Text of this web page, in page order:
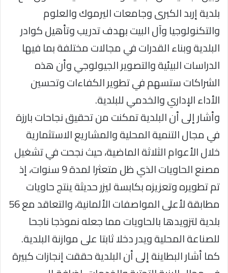
بلدية إربد الكبرى وجامعات اليرموك والعلوم
والتكنولوجيا وآل البيت بهدف تدريب وتأهيل كوادر
البلدية وبناء القدرات في مجالات مختلفة بما فيها
الدراسات البيئية والتصوير الجيولوجي وأن هذه
الشراكات ستسهم في تطوير الكفاءات وتحسين
الأداء الإداري والخدمي للبلدية.
وأشار إلى أن البلدية تمكنت من تحقيق نجاحات بارزة
في مجال التنمية المحلية والمشاريع الاستثمارية
خلال الأعوام الثلاثة الماضية، حيث نجحت في تشغيل
مصنع الحاويات الذي ظل متعثرا لمدة 9 سنوات، إذ
تم تطويره وتعزيزه بكابسة ليزر حديثة ينتج حاويات
مطابقة لأعلى المواصفات الألمانية، والتعاقد مع 56
بلدية لتزويدها بالحاويات مما جعله نموذجا ناجحا
للصناعة المحلية ويدر دخلا ثابتا على موازنة البلدية.
كما أشار البطاينة إلى أن البلدية حققت إنجازات كبيرة